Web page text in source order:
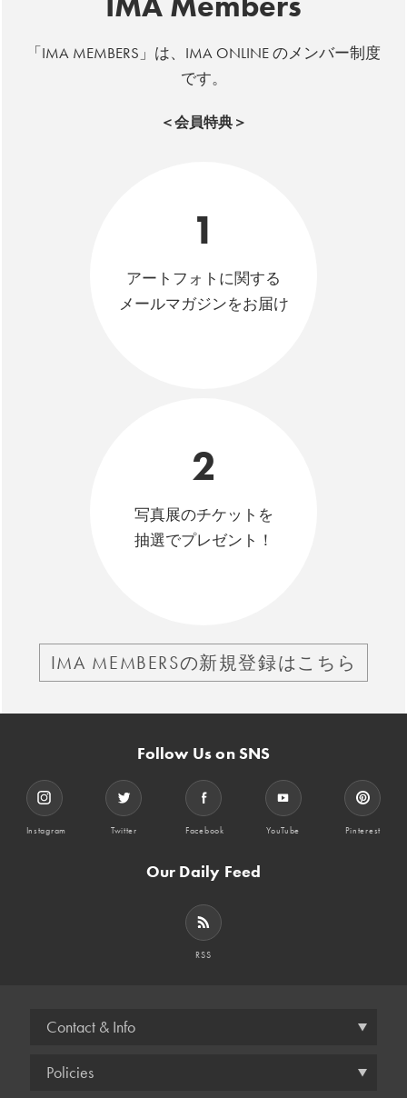
「IMA MEMBERS」は、IMA ONLINE のメンバー制度
です。
＜会員特典＞
1
アートフォトに関する
メールマガジンをお届け
2
写真展のチケットを
抽選でプレゼント！
IMA MEMBERSの新規登録はこちら
Follow Us on SNS
Instagram Twitter Facebook YouTube Pinterest
Our Daily Feed
RSS
Contact & Info
Policies